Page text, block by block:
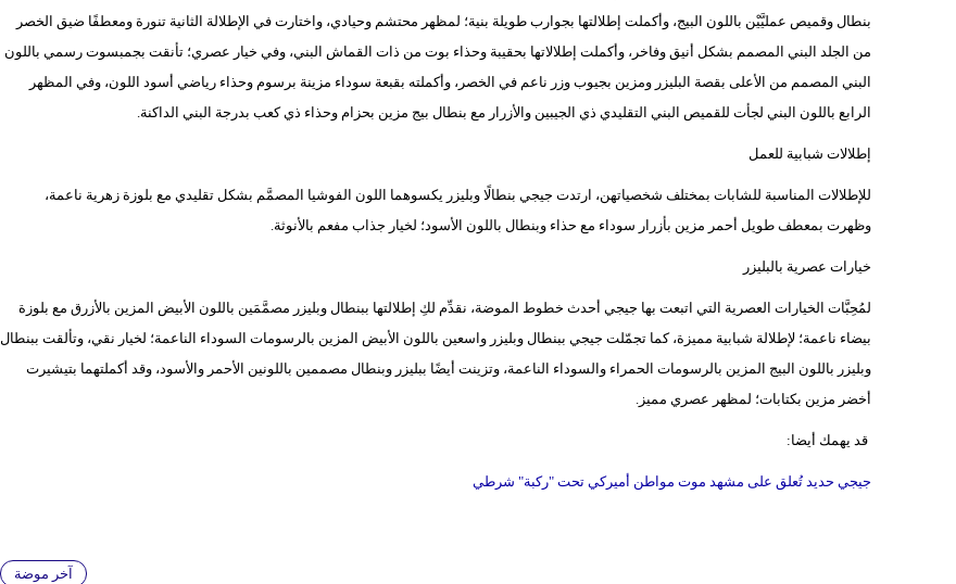
بنطال وقميص عمليَّيْن باللون البيج، وأكملت إطلالتها بجوارب طويلة بنية؛ لمظهر محتشم وحيادي، واختارت في الإطلالة الثانية تنورة ومعطفًا ضيق الخصر
من الجلد البني المصمم بشكل أنيق وفاخر، وأكملت إطلالاتها بحقيبة وحذاء بوت من ذات القماش البني، وفي خيار عصري؛ تأنقت بجمبسوت رسمي باللون
البني المصمم من الأعلى بقصة البليزر ومزين بجيوب وزر ناعم في الخصر، وأكملته بقبعة سوداء مزينة برسوم وحذاء رياضي أسود اللون، وفي المظهر
الرابع باللون البني لجأت للقميص البني التقليدي ذي الجيبين والأزرار مع بنطال بيج مزين بحزام وحذاء ذي كعب بدرجة البني الداكنة.
إطلالات شبابية للعمل
للإطلالات المناسبة للشابات بمختلف شخصياتهن، ارتدت جيجي بنطالًا وبليزر يكسوهما اللون الفوشيا المصمَّم بشكل تقليدي مع بلوزة زهرية ناعمة،
وظهرت بمعطف طويل أحمر مزين بأزرار سوداء مع حذاء وبنطال باللون الأسود؛ لخيار جذاب مفعم بالأنوثة.
خيارات عصرية بالبليزر
لمُحِبَّات الخيارات العصرية التي اتبعت بها جيجي أحدث خطوط الموضة، نقدِّم لكِ إطلالتها ببنطال وبليزر مصمَّمَين باللون الأبيض المزين بالأزرق مع بلوزة
بيضاء ناعمة؛ لإطلالة شبابية مميزة، كما تجمّلت جيجي ببنطال وبليزر واسعين باللون الأبيض المزين بالرسومات السوداء الناعمة؛ لخيار نقي، وتألقت ببنطال
وبليزر باللون البيج المزين بالرسومات الحمراء والسوداء الناعمة، وتزينت أيضًا ببليزر وبنطال مصممين باللونين الأحمر والأسود، وقد أكملتهما بتيشيرت
أخضر مزين بكتابات؛ لمظهر عصري مميز.
قد يهمك أيضا:
جيجي حديد تُعلق على مشهد موت مواطن أميركي تحت "ركبة" شرطي
آخر موضة